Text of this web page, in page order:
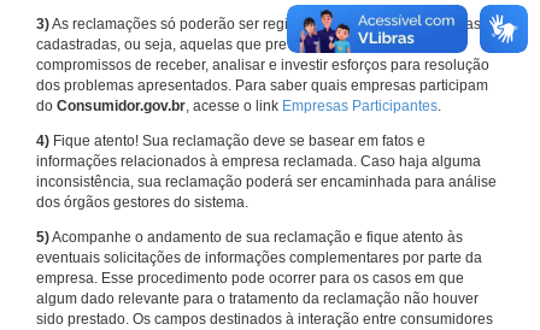
3)As reclamações só poderão ser registradas em face de empresas
cadastradas, ou seja, aquelas que previamente assumiram
compromissos de receber, analisar e investir esforços para resolução
dos problemas apresentados. Para saber quais empresas participam
do Consumidor.gov.br, acesse o link Empresas Participantes.
4) Fique atento! Sua reclamação deve se basear em fatos e
informações relacionados à empresa reclamada. Caso haja alguma
inconsistência, sua reclamação poderá ser encaminhada para análise
dos órgãos gestores do sistema.
5)Acompanhe o andamento de sua reclamação e fique atento às
eventuais solicitações de informações complementares por parte da
empresa. Esse procedimento pode ocorrer para os casos em que
algum dado relevante para o tratamento da reclamação não houver
sido prestado. Os campos destinados à interação entre consumidores